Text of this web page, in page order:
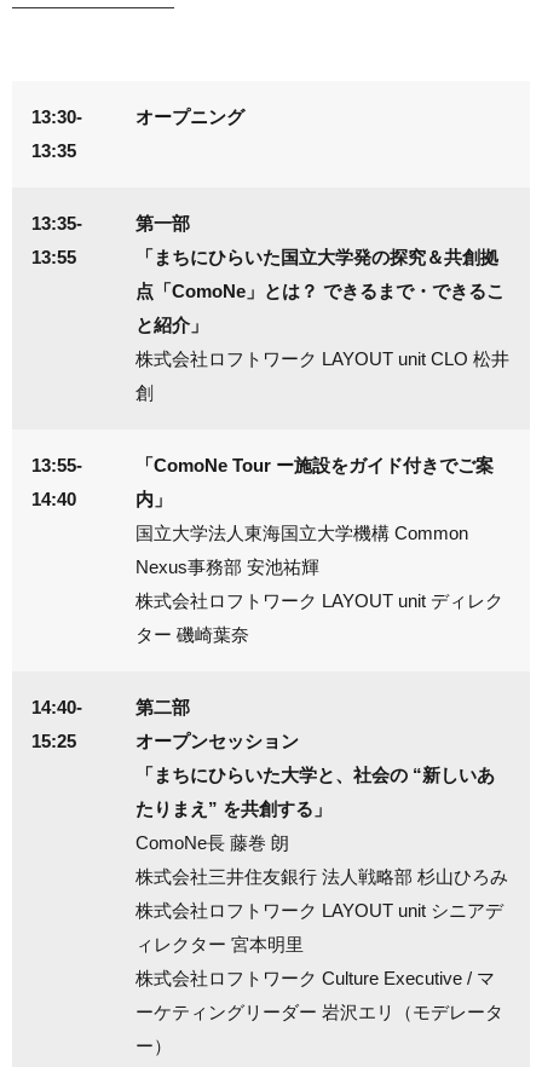
13:30-
13:35
オープニング
13:35-
13:55
第一部
「まちにひらいた国立大学発の探究＆共創拠
点「ComoNe」とは？ できるまで・できるこ
と紹介」
株式会社ロフトワーク LAYOUT unit CLO 松井
創
13:55-
14:40
「ComoNe Tour ー施設をガイド付きでご案
内」
国立大学法人東海国立大学機構 Common
Nexus事務部 安池祐輝
株式会社ロフトワーク LAYOUT unit ディレク
ター 磯崎葉奈
14:40-
15:25
第二部
オープンセッション
「まちにひらいた大学と、社会の “新しいあ
たりまえ” を共創する」
ComoNe長 藤巻 朗
株式会社三井住友銀行 法人戦略部 杉山ひろみ
株式会社ロフトワーク LAYOUT unit シニアデ
ィレクター 宮本明里
株式会社ロフトワーク Culture Executive / マ
ーケティングリーダー 岩沢エリ（モデレータ
ー）